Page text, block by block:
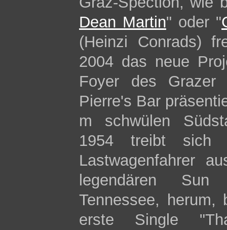
Dean Martin" oder "
(Heinzi Conrads)
2004 das neue
Foyer des Grazer
Pierre's Bar
m schwülen
1954 treibt sich
Lastwagenfahrer
legendären
Tennessee,
erste Single